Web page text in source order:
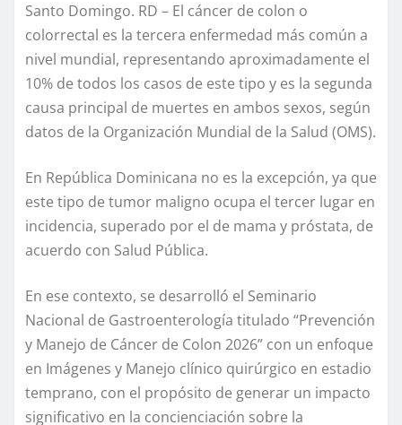
Santo Domingo. RD – El cáncer de colon o
colorrectal es la tercera enfermedad más común a
nivel mundial, representando aproximadamente el
10% de todos los casos de este tipo y es la segunda
causa principal de muertes en ambos sexos, según
datos de la Organización Mundial de la Salud (OMS).
En República Dominicana no es la excepción, ya que
este tipo de tumor maligno ocupa el tercer lugar en
incidencia, superado por el de mama y próstata, de
acuerdo con Salud Pública.
En ese contexto, se desarrolló el Seminario
Nacional de Gastroenterología titulado “Prevención
y Manejo de Cáncer de Colon 2026” con un enfoque
en Imágenes y Manejo clínico quirúrgico en estadio
temprano, con el propósito de generar un impacto
significativo en la concienciación sobre la